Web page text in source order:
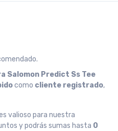
Salomon Predict Ss Tee
como cliente registrado,
valioso para nuestra
y podrás sumas hasta 0